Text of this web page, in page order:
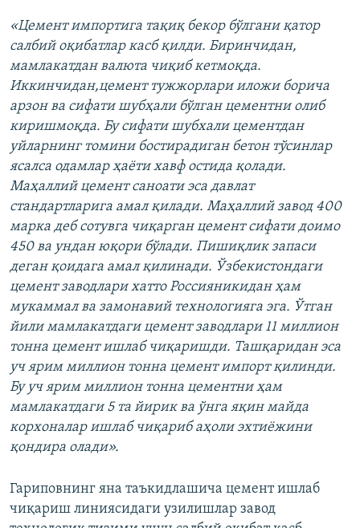
«Цемент импортига тақиқ бекор бўлгани қатор
салбий оқибатлар касб қилди. Биринчидан,
мамлакатдан валюта чиқиб кетмоқда.
Иккинчидан,цемент тужжорлари иложи борича
арзон ва сифати шубҳали бўлган цементни олиб
киришмоқда. Бу сифати шубхали цементдан
уйларнинг томини бостирадиган бетон тўсинлар
ясалса одамлар ҳаëти хавф остида қолади.
Маҳаллий цемент саноати эса давлат
стандартларига амал қилади. Маҳаллий завод 400
марка деб сотувга чиқарган цемент сифати доимо
450 ва ундан юқори бўлади. Пишиқлик запаси
деган қоидага амал қилинади. Ўзбекистондаги
цемент заводлари хатто Россияникидан ҳам
мукаммал ва замонавий технологияга эга. Ўтган
йили мамлакатдаги цемент заводлари 11 миллион
тонна цемент ишлаб чиқаришди. Ташқаридан эса
уч ярим миллион тонна цемент импорт қилинди.
Бу уч ярим миллион тонна цементни ҳам
мамлакатдаги 5 та йирик ва ўнга яқин майда
корхоналар ишлаб чиқариб аҳоли эхтиëжини
қондира олади».
Гариповнинг яна таъкидлашича цемент ишлаб
чиқариш линиясидаги узилишлар завод